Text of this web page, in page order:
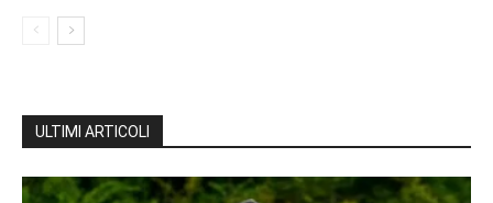
ULTIMI ARTICOLI